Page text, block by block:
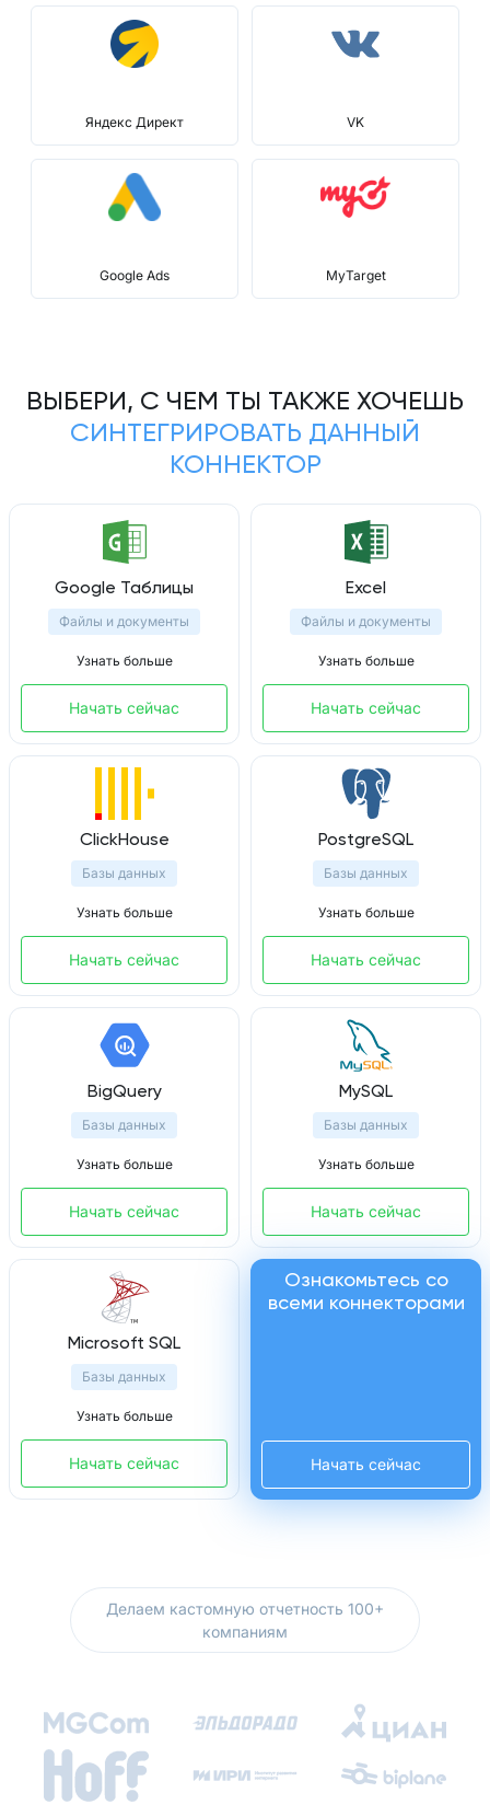
Яндекс Директ VK
Google Ads MyTarget
ВЫБЕРИ, С ЧЕМ ТЫ ТАКЖЕ ХОЧЕШЬ
СИНТЕГРИРОВАТЬ ДАННЫЙ
КОННЕКТОР
Google Таблицы
Файлы и документы
Узнать больше
Начать сейчас
Excel
Файлы и документы
Узнать больше
Начать сейчас
ClickHouse
Базы данных
Узнать больше
Начать сейчас
PostgreSQL
Базы данных
Узнать больше
Начать сейчас
BigQuery
Базы данных
Узнать больше
Начать сейчас
MySQL
Базы данных
Узнать больше
Начать сейчас
Microsoft SQL
Базы данных
Узнать больше
Начать сейчас
Ознакомьтесь со
всеми коннекторами
Начать сейчас
Делаем кастомную отчетность 100+
компаниям